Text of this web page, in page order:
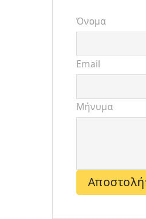
Όνομα
Email
Μήνυμα
Αποστολή